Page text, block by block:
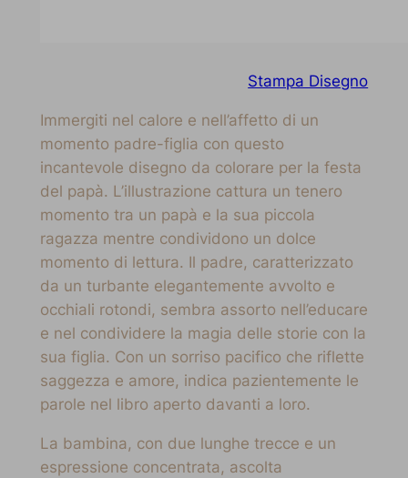
Stampa Disegno
Immergiti nel calore e nell’affetto di un
momento padre-figlia con questo
incantevole disegno da colorare per la festa
del papà. L’illustrazione cattura un tenero
momento tra un papà e la sua piccola
ragazza mentre condividono un dolce
momento di lettura. Il padre, caratterizzato
da un turbante elegantemente avvolto e
occhiali rotondi, sembra assorto nell’educare
e nel condividere la magia delle storie con la
sua figlia. Con un sorriso pacifico che riflette
saggezza e amore, indica pazientemente le
parole nel libro aperto davanti a loro.
La bambina, con due lunghe trecce e un
espressione concentrata, ascolta